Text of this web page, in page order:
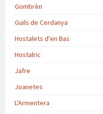
Gombrèn
Guils de Cerdanya
Hostalets d'en Bas
Hostalric
Jafre
Joanetes
L'Armentera